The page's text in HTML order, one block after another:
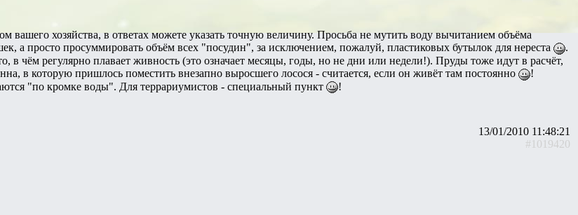
хозяйства, в ответах можете указать точную величину. Просьба не мутить воду вычитанием объёма
а просто просуммировать объём всех "посудин", за исключением, пожалуй, пластиковых бутылок для нереста
.
в чём регулярно плавает живность (это означает месяцы, годы, но не дни или недели!). Пруды тоже идут в расчёт,
в которую пришлось поместить внезапно выросшего лосося - считается, если он живёт там постоянно
!
"по кромке воды". Для террариумистов - специальный пункт
!
13/01/2010 11:48:21
#1019420